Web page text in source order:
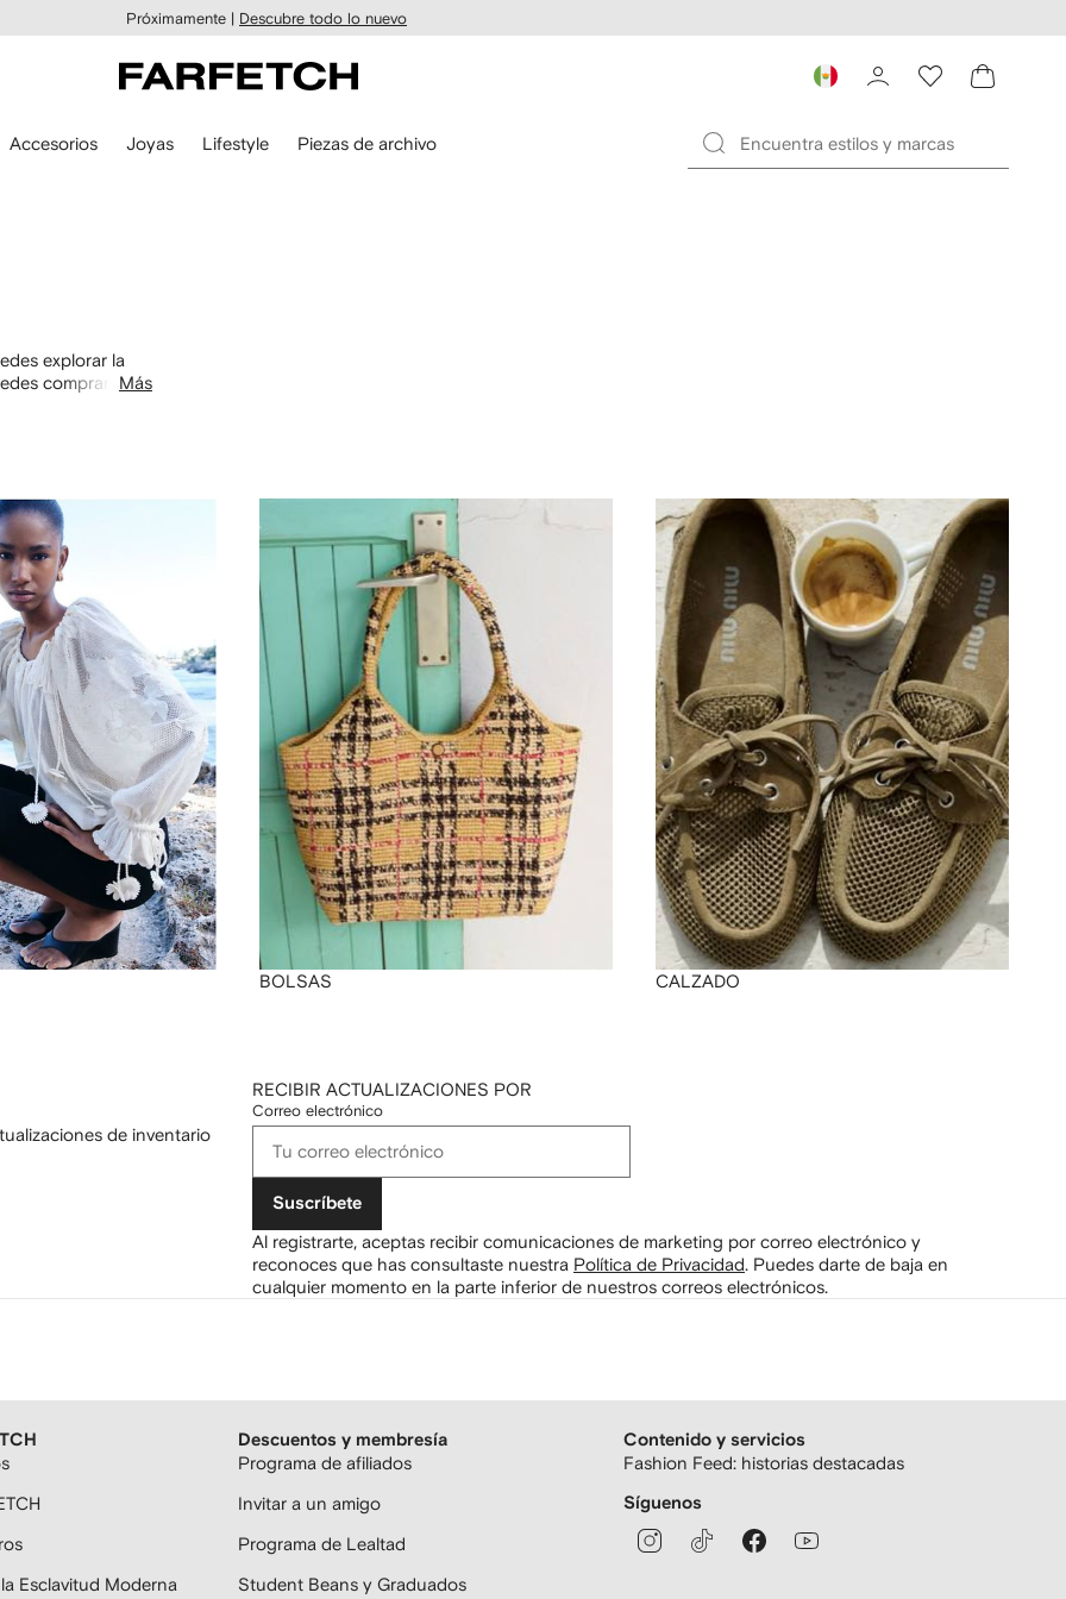
Próximamente | Descubre todo lo nuevo
Accesorios Joyas Lifestyle Piezas de archivo
explorar la
comprar por
Más
BOLSAS CALZADO
de inventario
RECIBIR ACTUALIZACIONES POR
Correo electrónico
Suscríbete
Al registrarte, aceptas recibir comunicaciones de marketing por correo electrónico y
reconoces que has consultaste nuestra Política de Privacidad Puedes darte de baja en
cualquier momento en la parte inferior de nuestros correos electrónicos.
Esclavitud Moderna
Descuentos y membresía
Programa de afiliados
Invitar a un amigo
Programa de Lealtad
Student Beans y Graduados
Contenido y servicios
Fashion Feed: historias destacadas
Síguenos